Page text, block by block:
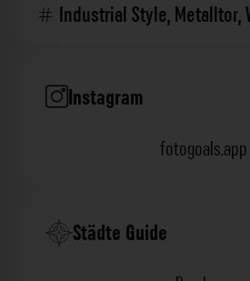
Industrial Style,Metalltor,
Instagram
fotogoals.app
Städte Guide